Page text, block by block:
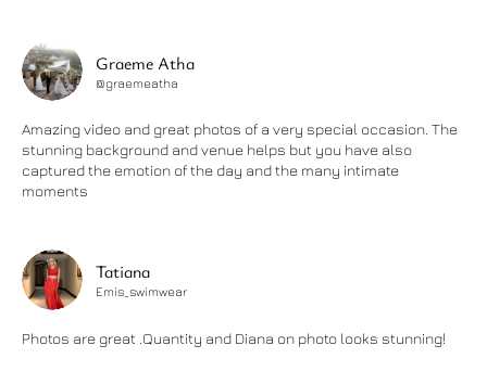
Graeme Atha
@graemeatha
Amazing video and great photos of a very special occasion. The
stunning background and venue helps but you have also
captured the emotion of the day and the many intimate
moments
Tatiana
Emis_swimwear
Photos are great .Quantity and Diana on photo looks stunning!